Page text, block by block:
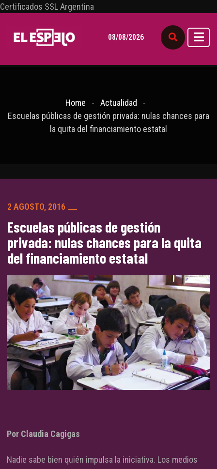
Certificados SSL Argentina
08/08/2026
Home
Actualidad
Escuelas públicas de gestión privada: nulas chances para
la quita del financiamiento estatal
2 AGOSTO, 2016
Escuelas públicas de gestión
privada: nulas chances para la quita
del financiamiento estatal
Por Claudia Cagigas
Nadie sabe bien quién impulsa la iniciativa. Los medios